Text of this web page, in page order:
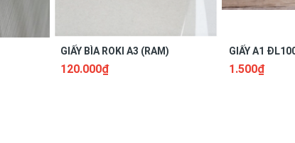
GIẤY BÌA ROKI A3 (RAM)
120.000₫
GIẤY A1
1.500₫